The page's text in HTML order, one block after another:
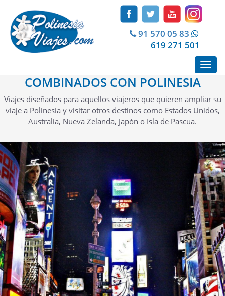
91 570 05 83
619 271 501
COMBINADOS CON POLINESIA
Viajes diseñados para aquellos viajeros que quieren ampliar su
viaje a Polinesia y visitar otros destinos como Estados Unidos,
Australia, Nueva Zelanda, Japón o Isla de Pascua.